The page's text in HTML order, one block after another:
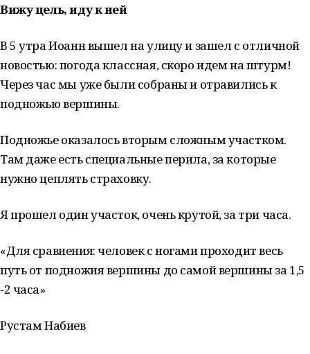
Вижу цель, иду к ней
В 5 утра Иоанн вышел на улицу и зашел с отличной
новостью: погода классная, скоро идем на штурм!
Через час мы уже были собраны и отравились к
подножью вершины.
Подножье оказалось вторым сложным участком.
Там даже есть специальные перила, за которые
нужно цеплять страховку.
Я прошел один участок, очень крутой, за три часа.
«Для сравнения: человек с ногами проходит весь
путь от подножия вершины до самой вершины за 1,5
-2 часа»
Рустам Набиев